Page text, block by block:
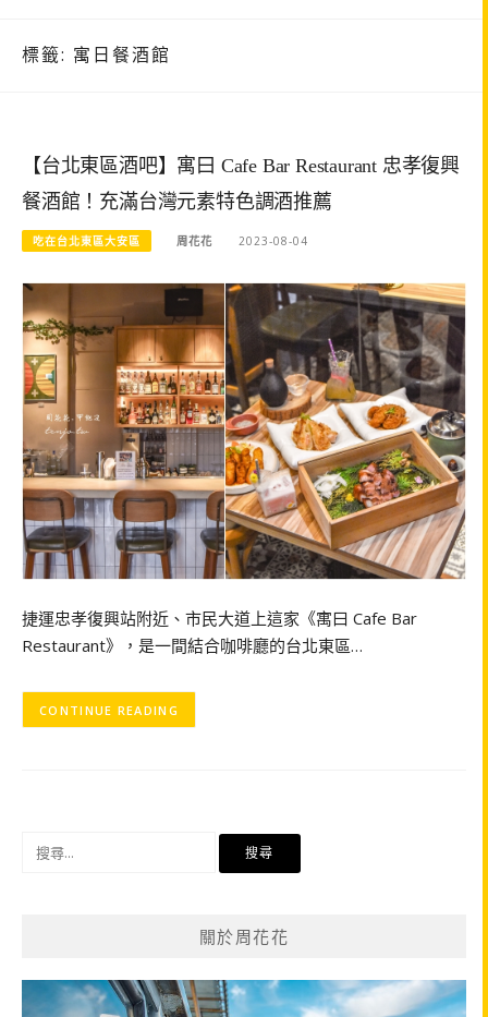
標籤: 寓日餐酒館
【台北東區酒吧】寓曰 Cafe Bar Restaurant 忠孝復興
餐酒館！充滿台灣元素特色調酒推薦
吃在台北東區大安區 周花花 2023-08-04
捷運忠孝復興站附近、市民大道上這家《寓曰 Cafe Bar
Restaurant》，是一間結合咖啡廳的台北東區…
CONTINUE READING
關於周花花